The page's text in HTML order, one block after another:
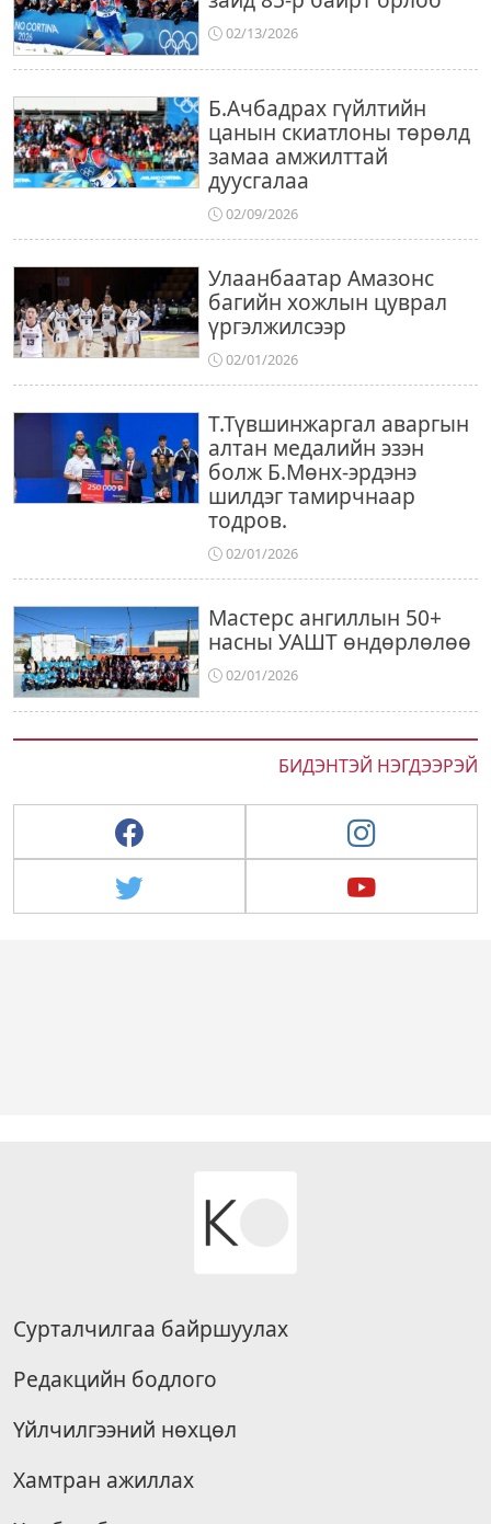
02/13/2026
Б.Ачбадрах гүйлтийн
цанын скиатлоны төрөлд
замаа амжилттай
дуусгалаа
02/09/2026
Улаанбаатар Амазонс
багийн хожлын цуврал
үргэлжилсээр
02/01/2026
Т.Түвшинжаргал аваргын
алтан медалийн эзэн
болж Б.Мөнх-эрдэнэ
шилдэг тамирчнаар
тодров.
02/01/2026
Мастерс ангиллын 50+
насны УАШТ өндөрлөлөө
02/01/2026
БИДЭНТЭЙ НЭГДЭЭРЭЙ
Сурталчилгаа байршуулах
Редакцийн бодлого
Үйлчилгээний нөхцөл
Хамтран ажиллах